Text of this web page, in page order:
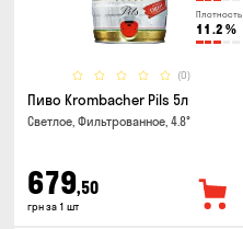
Плотность
11.2 %
(0)
Пиво Krombacher Pils 5л
Светлое, Фильтрованное, 4.8°
679,50
грн за 1 шт